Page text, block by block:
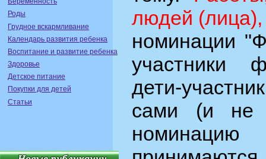
Роды
Грудное вскармливание
Календарь развития ребенка
Воспитание и развитие ребенка
Здоровье
Детское питание
Покупки для детей
Статьи
людей
номинации
участники
дети-
сами (и не
номинацию